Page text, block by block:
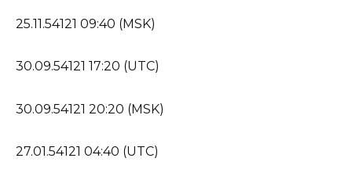
25.11.54121 09:40 (MSK)
30.09.54121 17:20 (UTC)
30.09.54121 20:20 (MSK)
27.01.54121 04:40 (UTC)